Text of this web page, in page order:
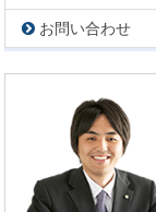
お問い合わせ